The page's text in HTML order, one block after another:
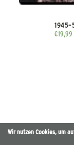
€19,99
Wir nutzen Cookies, um